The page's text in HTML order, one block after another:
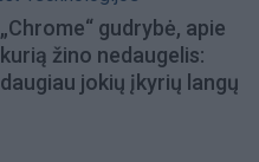
„Chrome“ gudrybė, apie
kurią žino nedaugelis:
daugiau jokių įkyrių langų